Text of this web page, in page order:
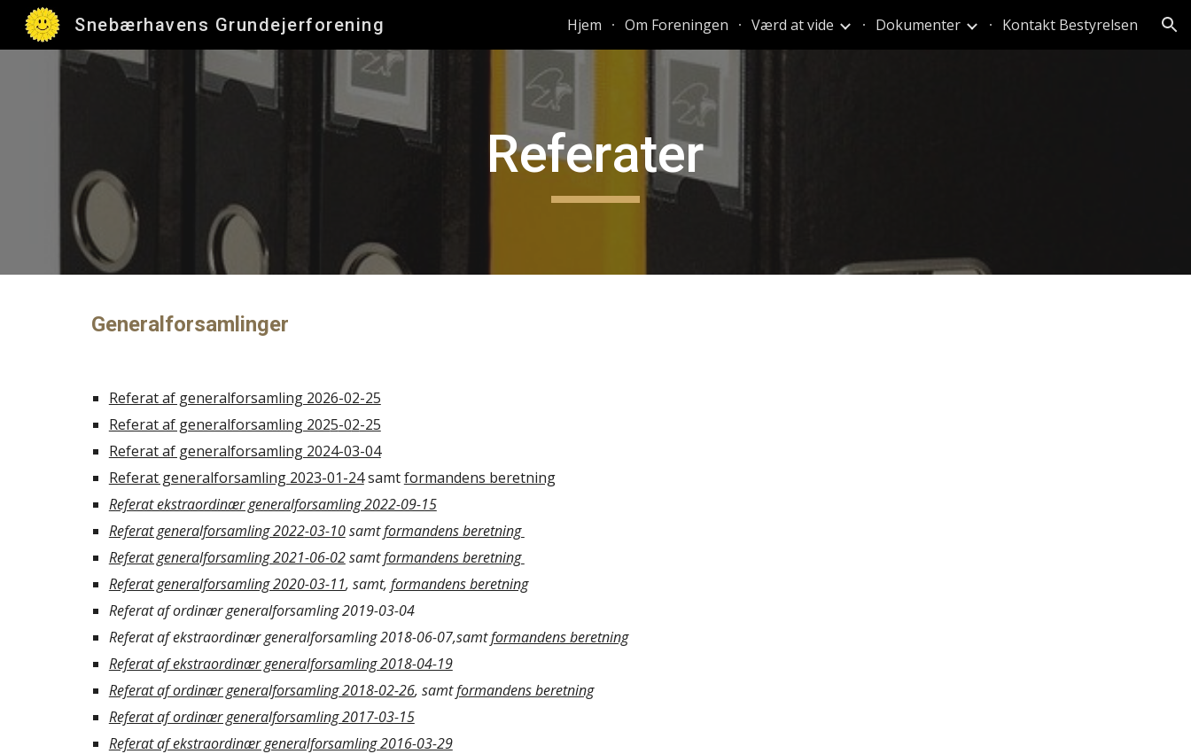
Skip to main content Skip to navigation
Snebærhavens Grundejerforening Hjem Om Foreningen Værd at vide Dokumenter Kontakt Bestyrelsen
Referater
Generalforsamlinger
Referat af generalforsamling 2026-02-25
Referat af generalforsamling 2025-02-25
Referat af generalforsamling 2024-03-04
Referat generalforsamling 2023-01-24samtformandens beretning
Referat ekstraordinær generalforsamling 2022-09-15
Referat generalforsamling 2022-03-10samtformandens beretning
Referat generalforsamling 2021-06-02samtformandens beretning
Referat generalforsamling 2020-03-11, samt, formandens beretning
Referat af ordinær generalforsamling 2019-03-04
Referat af ekstraordinær generalforsamling 2018-06-07,samtformandens beretning
Referat af ekstraordinær generalforsamling 2018-04-19
Referat af ordinær generalforsamling 2018-02-26, samtformandens beretning
Referat af ordinær generalforsamling 2017-03-15
Referat af ekstraordinær generalforsamling 2016-03-29